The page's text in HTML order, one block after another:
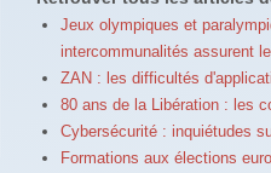
Jeux olympiques et
intercommunalités assurent
ZAN : les difficultés
80 ans de la Libération : les
Cybersécurité : inquiétudes
Formations aux élections